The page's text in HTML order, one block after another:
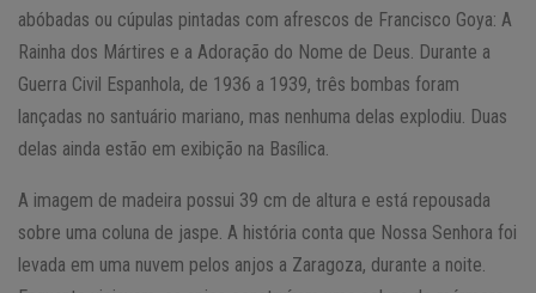
abóbadas ou cúpulas pintadas com afrescos de Francisco Goya: A
Rainha dos Mártires e a Adoração do Nome de Deus. Durante a
Guerra Civil Espanhola, de 1936 a 1939, três bombas foram
lançadas no santuário mariano, mas nenhuma delas explodiu. Duas
delas ainda estão em exibição na Basílica.
A imagem de madeira possui 39 cm de altura e está repousada
sobre uma coluna de jaspe. A história conta que Nossa Senhora foi
levada em uma nuvem pelos anjos a Zaragoza, durante a noite.